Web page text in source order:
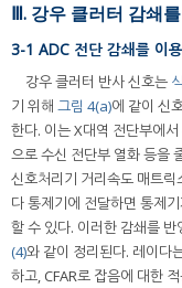
Ⅲ. 강우 클러터 감쇄
3-1 ADC 전단 감쇄를 이
강우 클러터 반사 신호는
기 위해 그림 4(a)에 같이 신
한다. 이는 X대역 전단부에
으로 수신 전단부 열화 등을
신호처리기 거리속도 매트릭
다 통제기에 전달하면 통제
할 수 있다. 이러한 감쇄를
(4)와 같이 정리된다. 레이다
하고, CFAR로 잡음에 대한